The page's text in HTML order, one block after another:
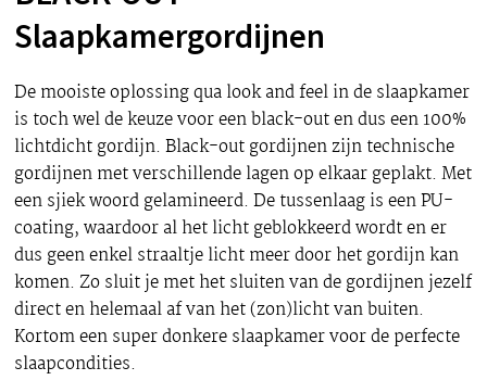
Slaapkamergordijnen
De mooiste oplossing qua look and feel in de slaapkamer
is toch wel de keuze voor een black-out en dus een 100%
lichtdicht gordijn. Black-out gordijnen zijn technische
gordijnen met verschillende lagen op elkaar geplakt. Met
een sjiek woord gelamineerd. De tussenlaag is een PU-
coating, waardoor al het licht geblokkeerd wordt en er
dus geen enkel straaltje licht meer door het gordijn kan
komen. Zo sluit je met het sluiten van de gordijnen jezelf
direct en helemaal af van het (zon)licht van buiten.
Kortom een super donkere slaapkamer voor de perfecte
slaapcondities.